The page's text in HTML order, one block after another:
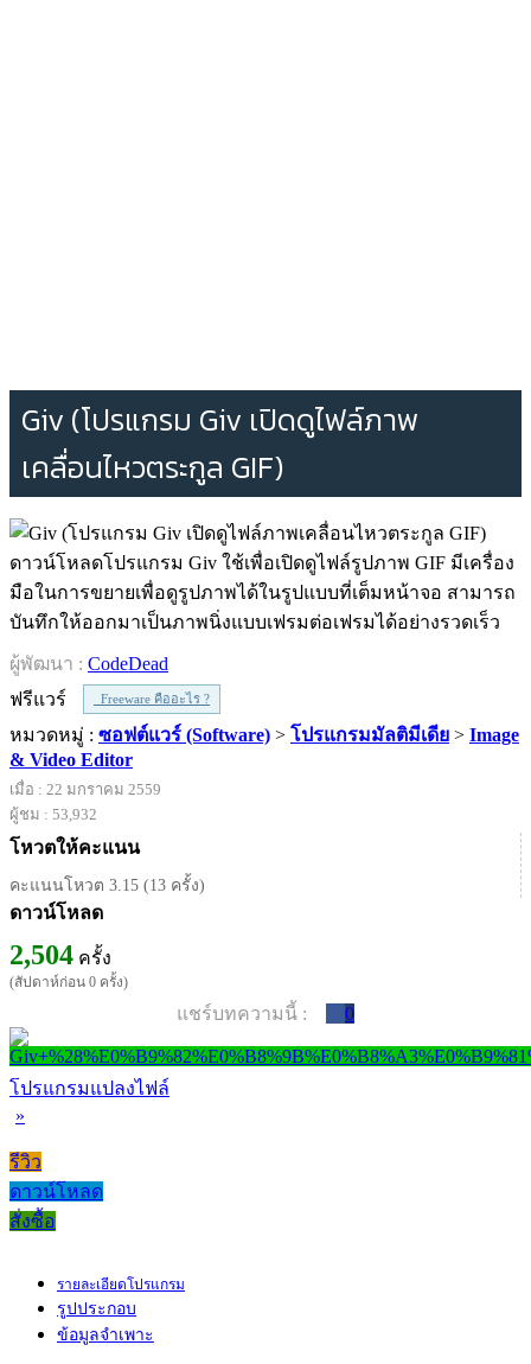
Giv (โปรแกรม Giv เปิดดูไฟล์ภาพ
เคลื่อนไหวตระกูล GIF)
ดาวน์โหลดโปรแกรม Giv ใช้เพื่อเปิดดูไฟล์รูปภาพ GIF มีเครื่อง
มือในการขยายเพื่อดูรูปภาพได้ในรูปแบบที่เต็มหน้าจอ สามารถ
บันทึกให้ออกมาเป็นภาพนิ่งแบบเฟรมต่อเฟรมได้อย่างรวดเร็ว
ผู้พัฒนา : CodeDead
ฟรีแวร์
Freeware คืออะไร ?
หมวดหมู่ : ซอฟต์แวร์ (Software) > โปรแกรมมัลติมีเดีย > Image
& Video Editor
เมื่อ : 22 มกราคม 2559
ผู้ชม : 53,932
โหวตให้คะแนน
คะแนนโหวต 3.15 (13 ครั้ง)
ดาวน์โหลด
2,504 ครั้ง
(สัปดาห์ก่อน 0 ครั้ง)
แชร์บทความนี้ : 0
โปรแกรมแปลงไฟล์
»
รีวิว
ดาวน์โหลด
สั่งซื้อ
รายละเอียดโปรแกรม
รูปประกอบ
ข้อมูลจำเพาะ